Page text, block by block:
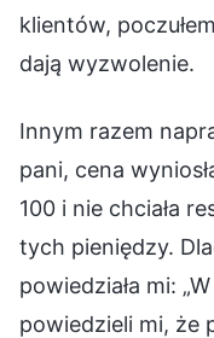
klientów,
dają wyzwolenie.
Innym razem
pani, cena
100 i nie chciała
tych pieniędzy.
powiedziała mi:
powiedzieli mi, że